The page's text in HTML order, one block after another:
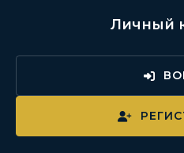
Личный